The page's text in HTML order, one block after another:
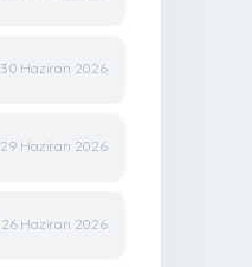
30 Haziran 2026
29 Haziran 2026
26 Haziran 2026